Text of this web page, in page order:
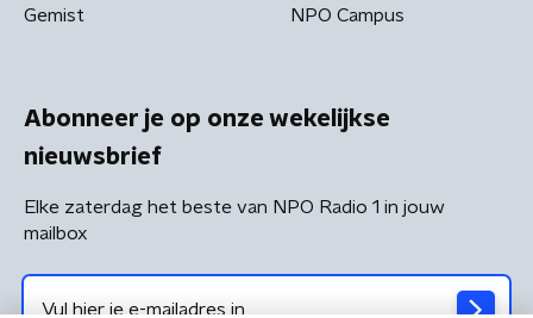
Gemist NPO Campus
Abonneer je op onze wekelijkse
nieuwsbrief
Elke zaterdag het beste van NPO Radio 1 in jouw
mailbox